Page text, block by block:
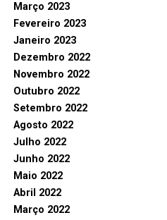
Março 2023
Fevereiro 2023
Janeiro 2023
Dezembro 2022
Novembro 2022
Outubro 2022
Setembro 2022
Agosto 2022
Julho 2022
Junho 2022
Maio 2022
Abril 2022
Março 2022